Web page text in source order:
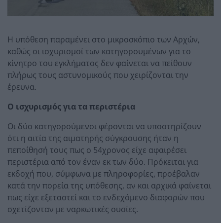
Η υπόθεση παραμένει στο μικροσκόπιο των Αρχών,
καθώς οι ισχυρισμοί των κατηγορουμένων για το
κίνητρο του εγκλήματος δεν φαίνεται να πείθουν
πλήρως τους αστυνομικούς που χειρίζονται την
έρευνα.
Ο ισχυρισμός για τα περιστέρια
Οι δύο κατηγορούμενοι φέρονται να υποστηρίζουν
ότι η αιτία της αιματηρής σύγκρουσης ήταν η
πεποίθησή τους πως ο 54χρονος είχε αφαιρέσει
περιστέρια από τον έναν εκ των δύο. Πρόκειται για
εκδοχή που, σύμφωνα με πληροφορίες, προέβαλαν
κατά την πορεία της υπόθεσης, αν και αρχικά φαίνεται
πως είχε εξεταστεί και το ενδεχόμενο διαφορών που
σχετίζονταν με ναρκωτικές ουσίες.